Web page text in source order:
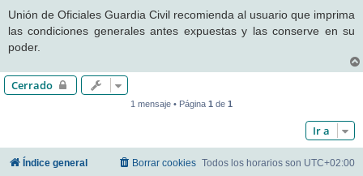
Unión de Oficiales Guardia Civil recomienda al usuario que imprima
las condiciones generales antes expuestas y las conserve en su
poder.
Cerrado
1 mensaje • Página 1 de 1
Ir a
Índice general Todos los horarios son UTC+02:00
Borrar cookies